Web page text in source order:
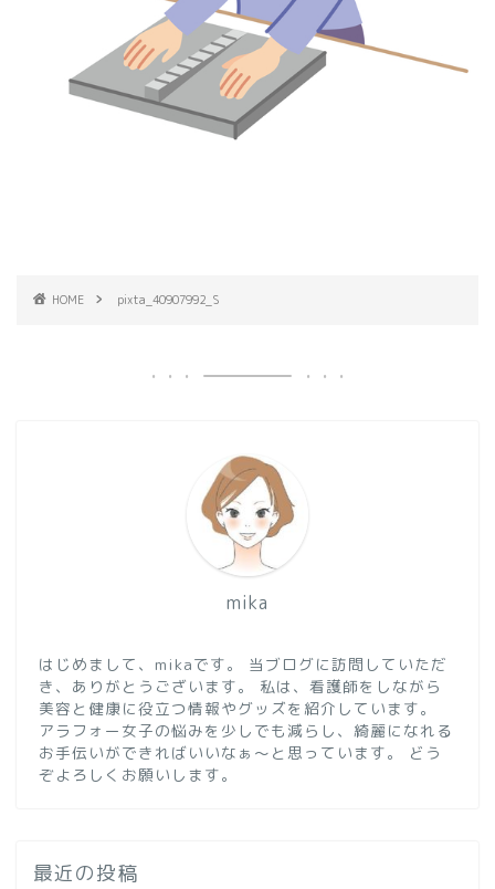
HOME pixta_40907992_S
mika
はじめまして、mikaです。 当ブログに訪問していただ
き、ありがとうございます。 私は、看護師をしながら
美容と健康に役立つ情報やグッズを紹介しています。
アラフォー女子の悩みを少しでも減らし、綺麗になれる
お手伝いができればいいなぁ～と思っています。 どう
ぞよろしくお願いします。
最近の投稿